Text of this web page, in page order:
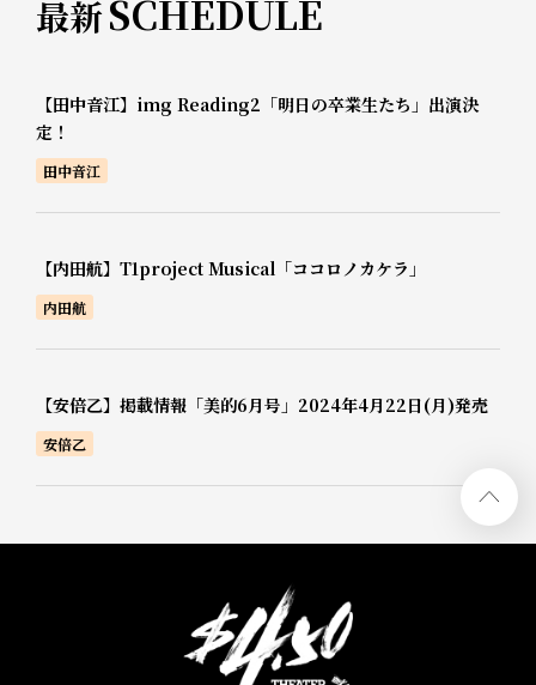
最新SCHEDULE
【田中音江】img Reading2「明日の卒業生たち」出演決
定！
田中音江
【内田航】T1project Musical「ココロノカケラ」
内田航
【安倍乙】掲載情報「美的6月号」2024年4月22日(月)発売
安倍乙